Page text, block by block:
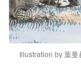
Illustration by 葉曼